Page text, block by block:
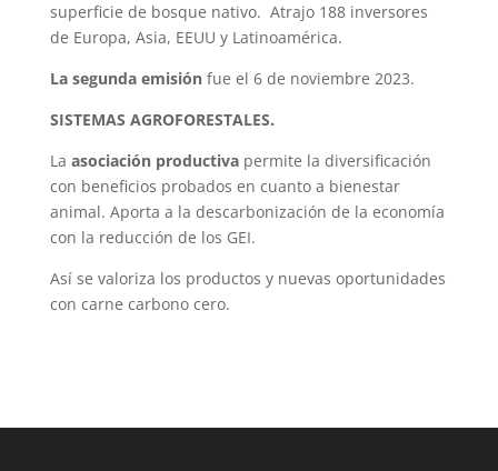
superficie de bosque nativo. Atrajo 188 inversores
de Europa, Asia, EEUU y Latinoamérica.
La segunda emisiónfue el 6 de noviembre 2023.
SISTEMAS AGROFORESTALES.
La asociación productivapermite la diversificación
con beneficios probados en cuanto a bienestar
animal. Aporta a la descarbonización de la economía
con la reducción de los GEI.
Así se valoriza los productos y nuevas oportunidades
con carne carbono cero.